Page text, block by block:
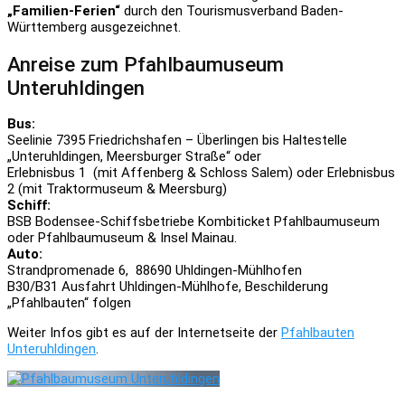
„Familien-Ferien“ durch den Tourismusverband Baden-
Württemberg ausgezeichnet.
Anreise zum Pfahlbaumuseum
Unteruhldingen
Bus:
Seelinie 7395 Friedrichshafen – Überlingen bis Haltestelle
„Unteruhldingen, Meersburger Straße“ oder
Erlebnisbus 1 (mit Affenberg & Schloss Salem) oder Erlebnisbus
2 (mit Traktormuseum & Meersburg)
Schiff:
BSB Bodensee-Schiffsbetriebe Kombiticket Pfahlbaumuseum
oder Pfahlbaumuseum & Insel Mainau.
Auto:
Strandpromenade 6, 88690 Uhldingen-Mühlhofen
B30/B31 Ausfahrt Uhldingen-Mühlhofe, Beschilderung
„Pfahlbauten“ folgen
Weiter Infos gibt es auf der Internetseite der Pfahlbauten
Unteruhldingen.